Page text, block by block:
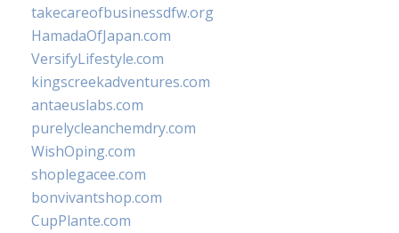
takecareofbusinessdfw.org
HamadaOfJapan.com
VersifyLifestyle.com
kingscreekadventures.com
antaeuslabs.com
purelycleanchemdry.com
WishOping.com
shoplegacee.com
bonvivantshop.com
CupPlante.com